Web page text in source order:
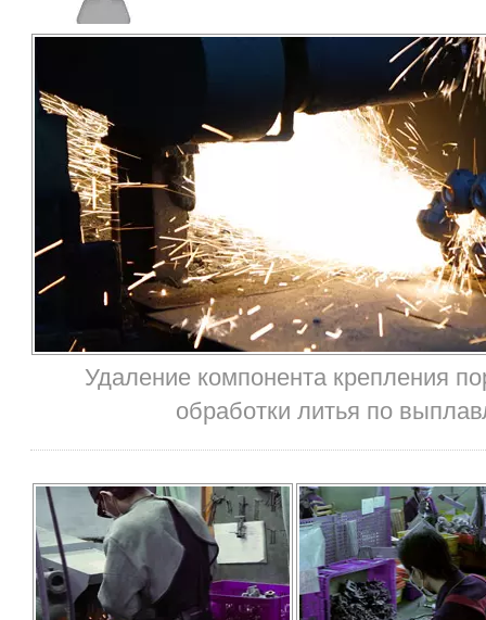
Удаление компонента крепления
обработки литья по